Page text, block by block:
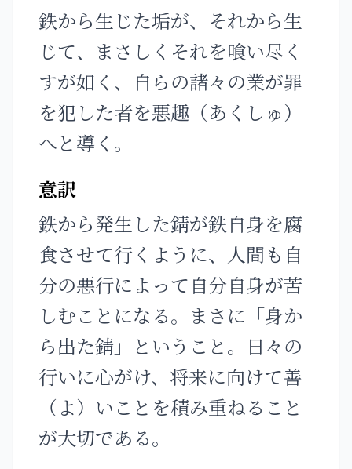
鉄から生じた垢が、それから生
じて、まさしくそれを喰い尽く
すが如く、自らの諸々の業が罪
を犯した者を悪趣（あくしゅ）
へと導く。
意訳
鉄から発生した錆が鉄自身を腐
食させて行くように、人間も自
分の悪行によって自分自身が苦
しむことになる。まさに「身か
ら出た錆」ということ。日々の
行いに心がけ、将来に向けて善
（よ）いことを積み重ねること
が大切である。